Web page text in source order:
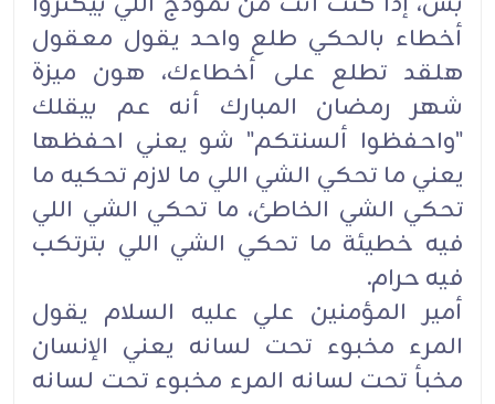
أخطاء بالحكي طلع واحد يقول معقول
هلقد تطلع على أخطاءك، هون ميزة
شهر رمضان المبارك أنه عم بيقلك
"واحفظوا ألسنتكم" شو يعني احفظها
يعني ما تحكي الشي اللي ما لازم تحكيه ما
تحكي الشي الخاطئ، ما تحكي الشي اللي
فيه خطيئة ما تحكي الشي اللي بترتكب
فيه حرام.
أمير المؤمنين علي عليه السلام يقول
المرء مخبوء تحت لسانه يعني الإنسان
مخبأ تحت لسانه المرء مخبوء تحت لسانه